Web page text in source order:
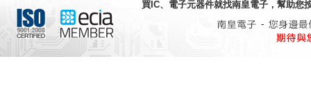
買IC、電子元器件就找南皇電子 ，幫助您